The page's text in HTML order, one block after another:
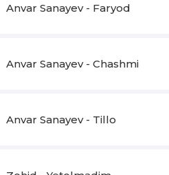
Anvar Sanayev - Faryod
Anvar Sanayev - Chashmi
Anvar Sanayev - Tillo